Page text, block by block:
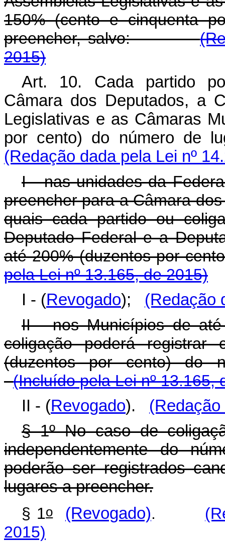
150% (cento e cinquenta
preencher, salvo:
2015)
Art. 10. Cada partido
Câmara dos Deputados, a
Legislativas e as Câmaras
por cento) do número de
(Redação dada pela Lei nº
I - nas unidades da
preencher para a Câmara
quais cada partido ou
Deputado Federal e a
até 200% (duzentos por
pela Lei nº 13.165, de 2015)
I - (Revogado);
(Redação
II - nos Municípios de
coligação poderá
(duzentos por cento) do
(Incluído pela Lei nº 13.165,
II - (Revogado).
(Redação
§ 1º No caso de
independentemente do
poderão ser registrados
lugares a preencher.
§ 1o (Revogado).
2015)